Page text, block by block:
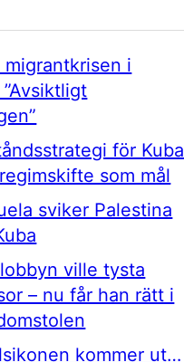
migrantkrisen i
för Kuba
som mål
sviker Palestina
ville tysta
– nu får han rätt i
kommer ut…